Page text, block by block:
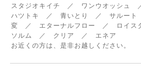
スタジオキイチ ／ ワンウオッシュ
ハツトキ ／ 青いとり ／ サルート
変 ／ エターナルフロー ／ ロイス
ソルム ／ クリア ／ エネア
お近くの方は、是非お越しください。